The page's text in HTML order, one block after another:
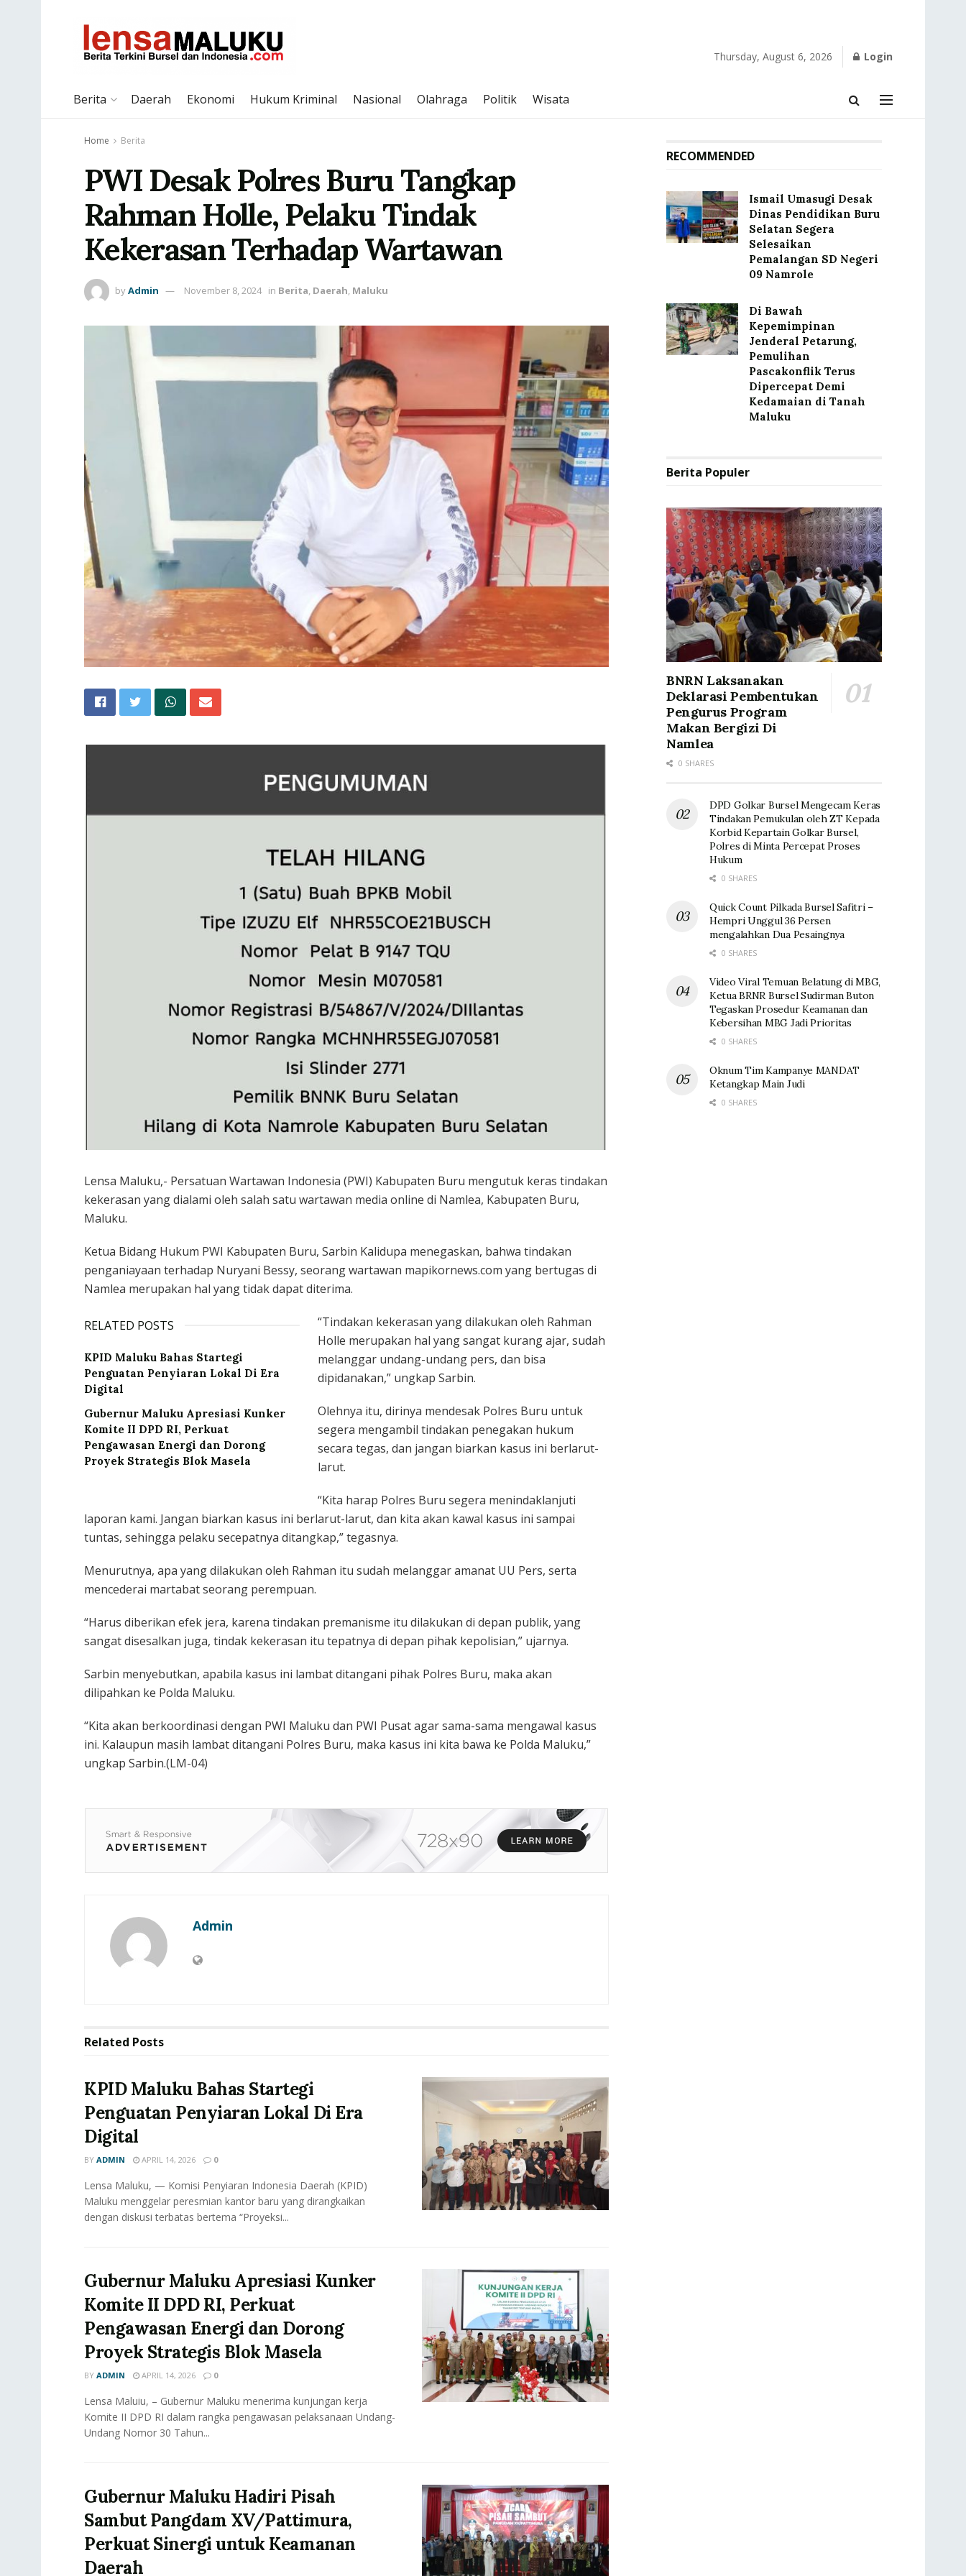
Thursday, August 6, 2026 Login
Berita Daerah Ekonomi Hukum Kriminal Nasional Olahraga Politik Wisata
Home Berita
PWI Desak Polres Buru Tangkap
Rahman Holle, Pelaku Tindak
Kekerasan Terhadap Wartawan
byAdmin November 8, 2024 in Berita, Daerah, Maluku
Lensa Maluku,- Persatuan Wartawan Indonesia (PWI) Kabupaten Buru mengutuk keras tindakan
kekerasan yang dialami oleh salah satu wartawan media online di Namlea, Kabupaten Buru,
Maluku.
Ketua Bidang Hukum PWI Kabupaten Buru, Sarbin Kalidupa menegaskan, bahwa tindakan
penganiayaan terhadap Nuryani Bessy, seorang wartawan mapikornews.com yang bertugas di
Namlea merupakan hal yang tidak dapat diterima.
RELATED POSTS
KPID Maluku Bahas Startegi
Penguatan Penyiaran Lokal Di Era
Digital
Gubernur Maluku Apresiasi Kunker
Komite II DPD RI, Perkuat
Pengawasan Energi dan Dorong
Proyek Strategis Blok Masela
“Tindakan kekerasan yang dilakukan oleh Rahman
Holle merupakan hal yang sangat kurang ajar, sudah
melanggar undang-undang pers, dan bisa
dipidanakan,” ungkap Sarbin.
Olehnya itu, dirinya mendesak Polres Buru untuk
segera mengambil tindakan penegakan hukum
secara tegas, dan jangan biarkan kasus ini berlarut-
larut.
“Kita harap Polres Buru segera menindaklanjuti
laporan kami. Jangan biarkan kasus ini berlarut-larut, dan kita akan kawal kasus ini sampai
tuntas, sehingga pelaku secepatnya ditangkap,” tegasnya.
Menurutnya, apa yang dilakukan oleh Rahman itu sudah melanggar amanat UU Pers, serta
mencederai martabat seorang perempuan.
“Harus diberikan efek jera, karena tindakan premanisme itu dilakukan di depan publik, yang
sangat disesalkan juga, tindak kekerasan itu tepatnya di depan pihak kepolisian,” ujarnya.
Sarbin menyebutkan, apabila kasus ini lambat ditangani pihak Polres Buru, maka akan
dilipahkan ke Polda Maluku.
“Kita akan berkoordinasi dengan PWI Maluku dan PWI Pusat agar sama-sama mengawal kasus
ini. Kalaupun masih lambat ditangani Polres Buru, maka kasus ini kita bawa ke Polda Maluku,”
ungkap Sarbin.(LM-04)
Admin
Related Posts
KPID Maluku Bahas Startegi
Penguatan Penyiaran Lokal Di Era
Digital
BY ADMIN APRIL 14, 2026 0
Lensa Maluku, — Komisi Penyiaran Indonesia Daerah (KPID)
Maluku menggelar peresmian kantor baru yang dirangkaikan
dengan diskusi terbatas bertema “Proyeksi...
Gubernur Maluku Apresiasi Kunker
Komite II DPD RI, Perkuat
Pengawasan Energi dan Dorong
Proyek Strategis Blok Masela
BY ADMIN APRIL 14, 2026 0
Lensa Maluiu, – Gubernur Maluku menerima kunjungan kerja
Komite II DPD RI dalam rangka pengawasan pelaksanaan Undang-
Undang Nomor 30 Tahun...
Gubernur Maluku Hadiri Pisah
Sambut Pangdam XV/Pattimura,
Perkuat Sinergi untuk Keamanan
Daerah
RECOMMENDED
Ismail Umasugi Desak
Dinas Pendidikan Buru
Selatan Segera
Selesaikan
Pemalangan SD Negeri
09 Namrole
Di Bawah
Kepemimpinan
Jenderal Petarung,
Pemulihan
Pascakonflik Terus
Dipercepat Demi
Kedamaian di Tanah
Maluku
Berita Populer
BNRN Laksanakan
Deklarasi Pembentukan
Pengurus Program
Makan Bergizi Di
Namlea
0 SHARES
DPD Golkar Bursel Mengecam Keras
Tindakan Pemukulan oleh ZT Kepada
Korbid Kepartain Golkar Bursel,
Polres di Minta Percepat Proses
Hukum
0 SHARES
Quick Count Pilkada Bursel Safitri –
Hempri Unggul 36 Persen
mengalahkan Dua Pesaingnya
0 SHARES
Video Viral Temuan Belatung di MBG,
Ketua BRNR Bursel Sudirman Buton
Tegaskan Prosedur Keamanan dan
Kebersihan MBG Jadi Prioritas
0 SHARES
Oknum Tim Kampanye MANDAT
Ketangkap Main Judi
0 SHARES